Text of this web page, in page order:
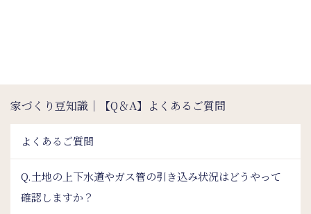
家づくり豆知識｜【Q＆A】よくあるご質問
よくあるご質問
Q.土地の上下水道やガス管の引き込み状況はどうやって
確認しますか？